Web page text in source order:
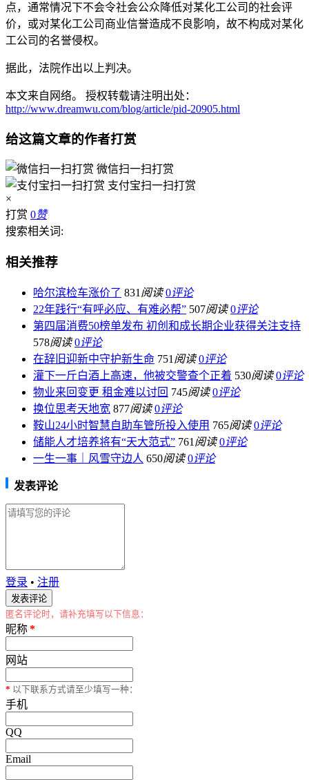
点，通常情况下不会令社会公众降低对某化工公司的社会评
价，或对某化工公司商业信誉造成不良影响，故不构成对某化
工公司的名誉侵权。
据此，法院作出以上判决。
本文来自网络。 授权转载请注明出处：
http://www.dreamwu.com/blog/article/pid-20905.html
给这篇文章的作者打赏
微信扫一扫打赏
支付宝扫一扫打赏
×
打赏 0赞
搜索相关词:
相关推荐
哈尔滨检车涨价了 831 阅读 0评论
22年践行“有呼必应、有难必帮” 507阅读 0评论
第四届消费50榜单发布 初创和成长期企业获得关注支持
578阅读 0评论
在辞旧迎新中守护新生命 751 阅读 0评论
灌下一斤白酒上高速，他被交警查个正着 530阅读 0评论
物业来回变更 租金难以讨回 745阅读 0评论
换位思考天地宽 877阅读 0评论
鞍山24小时智慧自助车管所投入使用 765阅读 0评论
储能人才培养将有“天大范式” 761 阅读 0评论
一生一事｜风雪守边人 650阅读 0评论
发表评论
登录 • 注册
匿名评论时，请补充填写以下信息：
昵称*
网站
* 以下联系方式请至少填写一种：
手机
QQ
Email